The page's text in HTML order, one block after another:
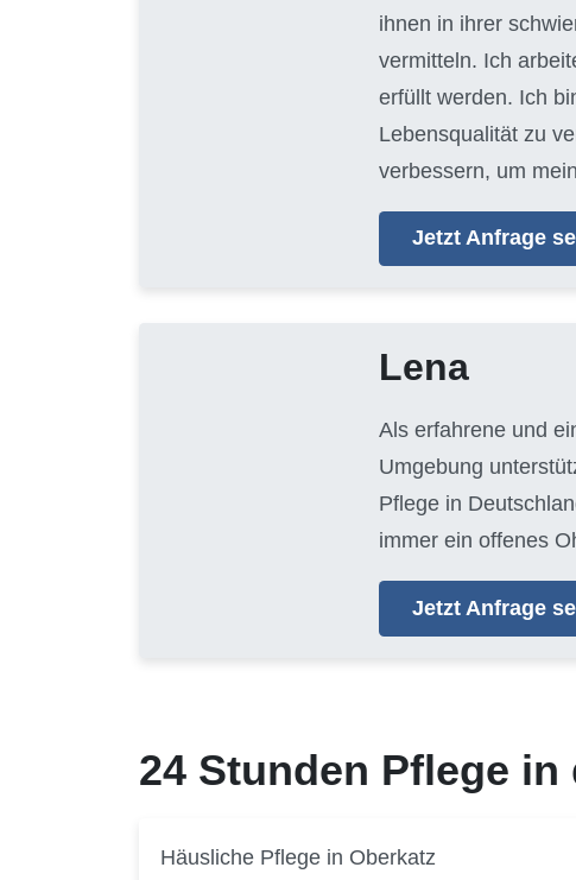
ihnen in ihrer
vermitteln. Ich
erfüllt werden. Ich
Lebensqualität zu
verbessern, um
Jetzt Anfrage
Lena
Als erfahrene und
Umgebung
Pflege in
immer ein offenes
Jetzt Anfrage
24 Stunden Pflege in
Häusliche Pflege in Oberkatz